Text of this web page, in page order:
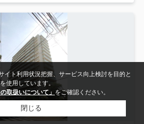
イト利用状況把握、サービス向上検討を目的と
使用しています。
取扱いについて」 をご確認ください。
閉じる